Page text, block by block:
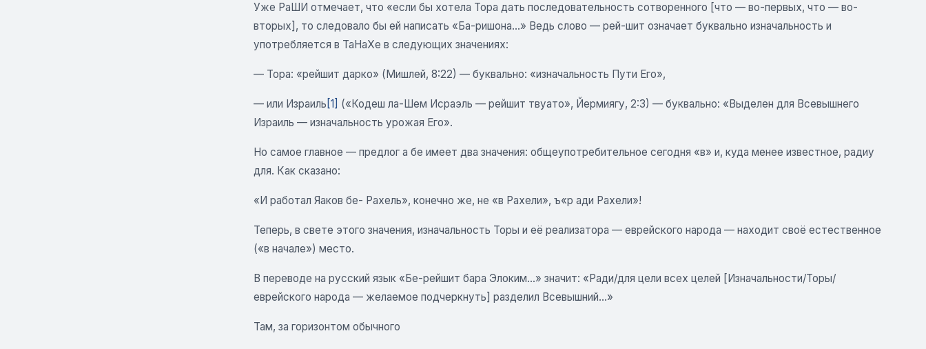
Уже РаШИ отмечает, что «если бы хотела Тора дать последовательность сотворенного [что — во-первых, что — во-
вторых], то следовало бы ей написать «Ба-ришона...» Ведь слово — рей-шит означает буквально изначальность и
употребляется в ТаНаХе в следующих значениях:
— Тора: «рейшит дарко» (Мишлей, 8:22) — буквально: «изначальность Пути Его»,
— или Израиль [1] («Кодеш ла-Шем Исраэль — рейшит твуато», Йермиягу, 2:3) — буквально: «Выделен для Всевышнего
Израиль — изначальность урожая Его».
Но самое главное — предлог а бе имеет два значения: общеупотребительное сегодня «в» и, куда менее известное, радиу
для. Как сказано:
«И работал Яаков бе- Рахель», конечно же, не «в Рахели», ъ«р ади Рахели»!
Теперь, в свете этого значения, изначальность Торы и её реализатора — еврейского народа — находит своё естественное
(«в начале») место.
В переводе на русский язык «Бе-рейшит бара Элоким...» значит: «Ради/для цели всех целей [Изначальности/Торы/
еврейского народа — желаемое подчеркнуть] разделил Всевышний...»
Там, за горизонтом обычного